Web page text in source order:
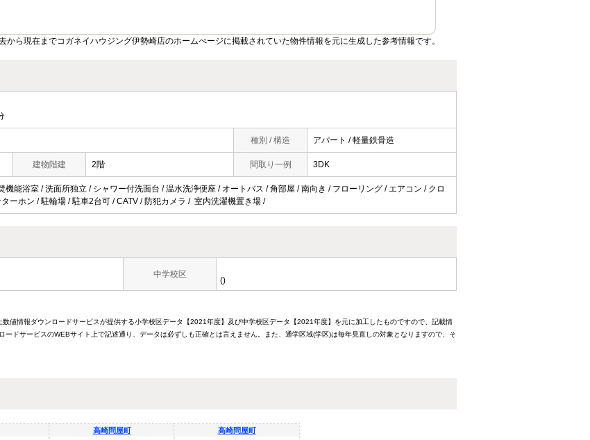
ら現在までコガネイハウジング伊勢崎店のホームぺージに掲載されていた物件情報を元に生成した参考情報です。
種別 / 構造 アパート / 軽量鉄骨造
建物階建 2階 間取り一例 3DK
機能浴室 / 洗面所独立 / シャワー付洗面台 / 温水洗浄便座 / オートバス / 角部屋 / 南向き / フローリング / エアコン / クロ
ーホン / 駐輪場 / 駐車2台可 / CATV / 防犯カメラ / 室内洗濯機置き場 /
中学校区
()
値情報ダウンロードサービスが提供する小学校区データ【2021年度】及び中学校区データ【2021年度】を元に加工したものですので、記載情
ドサービスのWEBサイト上で記述通り、データは必ずしも正確とは言えません。また、通学区域(学区)は毎年見直しの対象となりますので、そ
高崎問屋町 高崎問屋町